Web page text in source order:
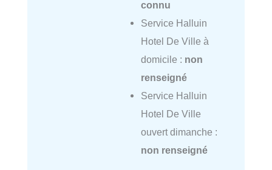
connu
Service Halluin
Hotel De Ville à
domicile : non
renseigné
Service Halluin
Hotel De Ville
ouvert dimanche :
non renseigné